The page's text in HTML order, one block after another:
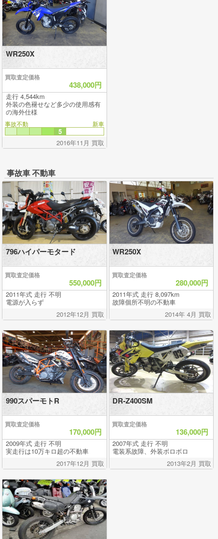
WR250X
買取査定価格
438,000円
走行 4,544km
外装の色褪せなど多少の使用感有
の海外仕様
事故不動 新車
5
2016年11月 買取
事故車 不動車
796ハイパーモタード
買取査定価格
550,000円
2011年式 走行 不明
電源が入らず
2012年12月 買取
WR250X
買取査定価格
280,000円
2011年式 走行 8,097km
故障個所不明の不動車
2014年 4月 買取
990スパーモトR
買取査定価格
170,000円
2009年式 走行 不明
実走行は10万キロ超の不動車
2017年12月 買取
DR-Z400SM
買取査定価格
136,000円
2007年式 走行 不明
電装系故障、外装ボロボロ
2013年2月 買取